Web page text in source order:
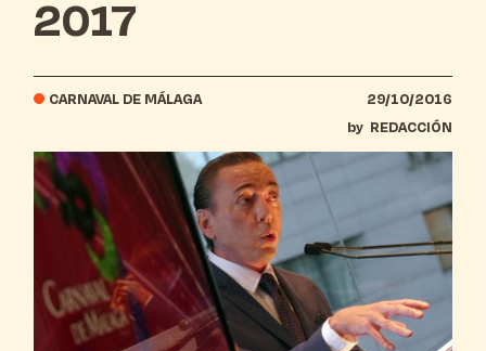
2017
CARNAVAL DE MÁLAGA
29/10/2016
by REDACCIÓN